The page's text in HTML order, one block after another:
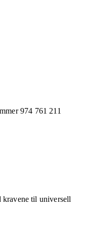
974 761 211
kravene til universell